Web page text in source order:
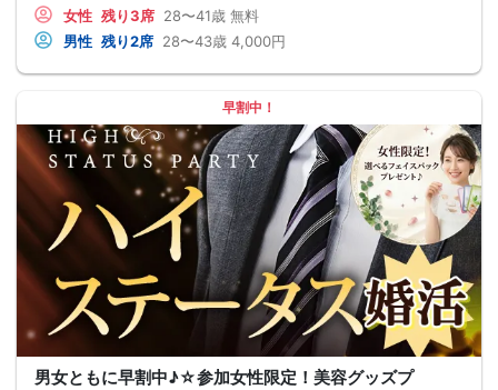
女性 残り3席 28〜41歳 無料
男性 残り2席 28〜43歳 4,000円
早割中！
男女ともに早割中♪☆参加女性限定！美容グッズプ